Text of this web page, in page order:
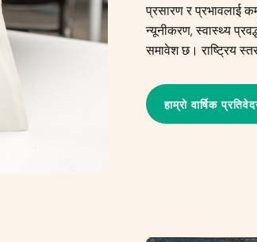
प्रसारण र प्रभावलाई
न्यूनीकरण, स्वास्थ्य
समावेश छ। राष्ट्रिय
हाम्रो वार्षिक